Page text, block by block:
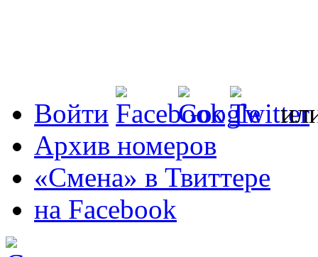
Войти
Архив номеров
«Смена» в Твиттере
на Facebook